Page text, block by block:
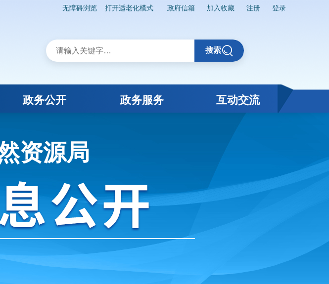
无障碍浏览 打开适老化模式 政府信箱 加入收藏 注册 登录
搜索
政务公开 政务服务 互动交流
资源局